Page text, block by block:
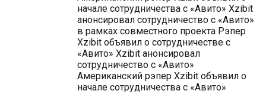
начале сотрудничества с «Авито» Xzibit
анонсировал сотрудничество с «Авито»
в рамках совместного проекта Рэпер
Xzibit объявил о сотрудничестве с
«Авито» Xzibit анонсировал
сотрудничество с «Авито»
Американский рэпер Xzibit объявил о
начале сотрудничества с «Авито»